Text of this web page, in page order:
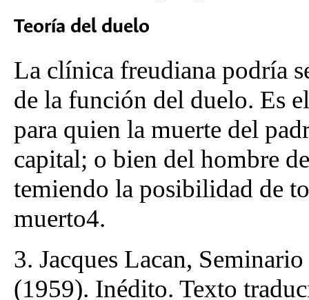
Teoría del duelo
La clínica freudiana podría
de la función del duelo. Es
para quien la muerte del
capital; o bien del hombre
temiendo la posibilidad de
muerto4.
3. Jacques Lacan,
(1959). Inédito. Texto